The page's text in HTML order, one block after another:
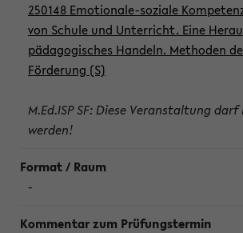
250148 Emotionale-soziale
von Schule und Unterricht. Eine
pädagogisches Handeln. Methoden
Förderung (S)
M.Ed.ISP SF: Diese Veranstaltung
werden!
-